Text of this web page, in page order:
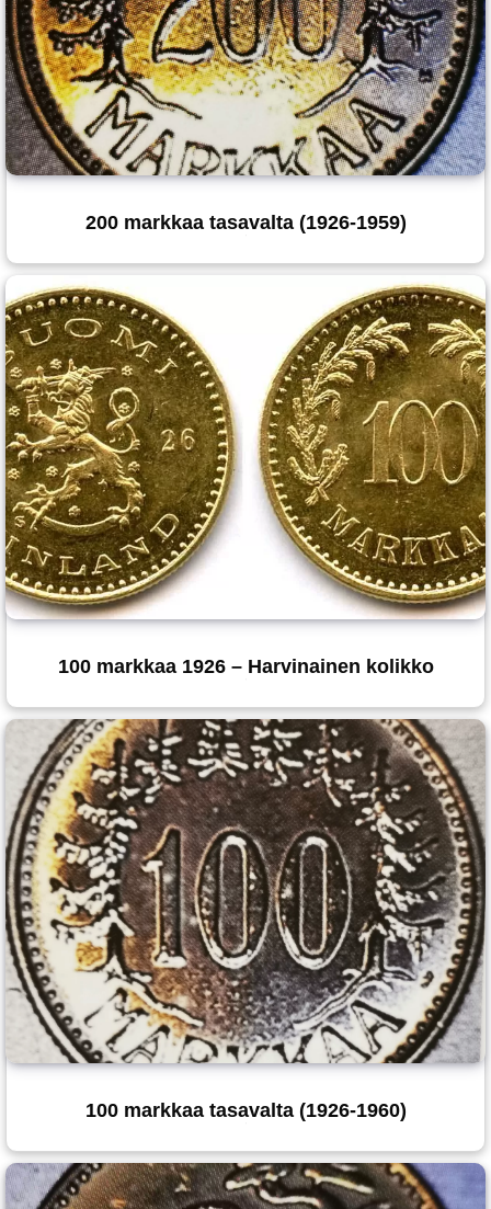
200 markkaa tasavalta (1926-1959)
100 markkaa 1926 – Harvinainen kolikko
100 markkaa tasavalta (1926-1960)